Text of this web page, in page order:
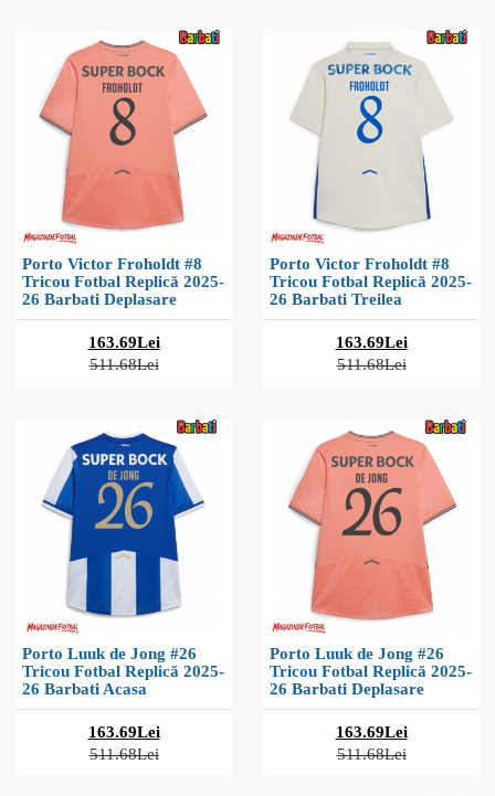
Porto Victor Froholdt #8
Tricou Fotbal Replică 2025-
26 Barbati Deplasare
163.69Lei
511.68Lei
Porto Victor Froholdt #8
Tricou Fotbal Replică 2025-
26 Barbati Treilea
163.69Lei
511.68Lei
Porto Luuk de Jong #26
Tricou Fotbal Replică 2025-
26 Barbati Acasa
163.69Lei
511.68Lei
Porto Luuk de Jong #26
Tricou Fotbal Replică 2025-
26 Barbati Deplasare
163.69Lei
511.68Lei